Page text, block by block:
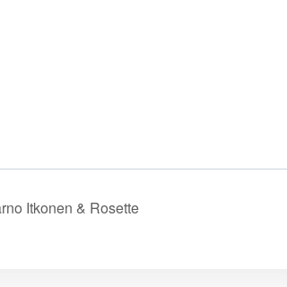
Itkonen & Rosette